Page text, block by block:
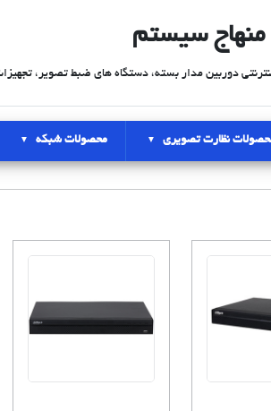
منهاج سیستم
دوربین مدار بسته، دستگاه های ضبط تصویر،
نظارت تصویری محصولات شبکه